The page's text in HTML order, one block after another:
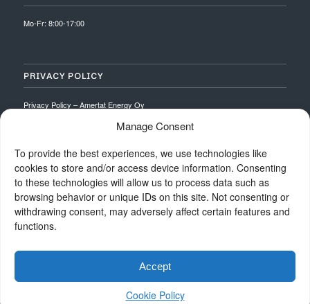
Manage Consent
To provide the best experiences, we use technologies like
cookies to store and/or access device information. Consenting
to these technologies will allow us to process data such as
browsing behavior or unique IDs on this site. Not consenting or
withdrawing consent, may adversely affect certain features and
functions.
Accept
Cookie Policy
Mo-Fr: 8:00-17:00
PRIVACY POLICY
Privacy Policy – Amertat Energy Oy